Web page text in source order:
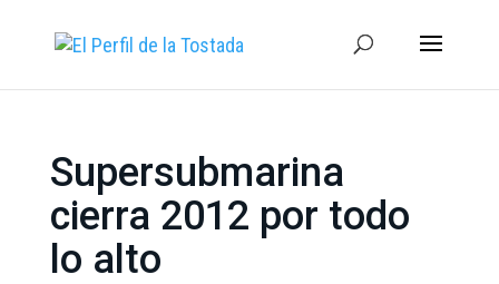
Supersubmarina
cierra 2012 por todo
lo alto